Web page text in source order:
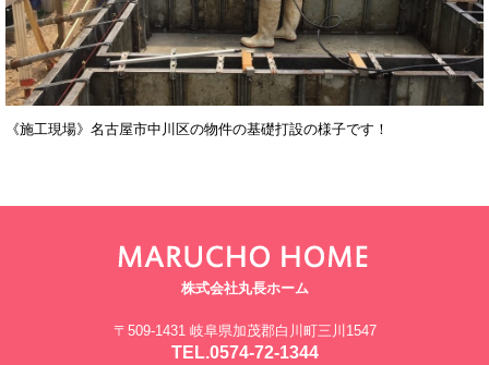
《施工現場》名古屋市中川区の物件の基礎打設の様子です！
株式会社丸長ホーム
〒509-1431 岐阜県加茂郡白川町三川1547
TEL.0574-72-1344